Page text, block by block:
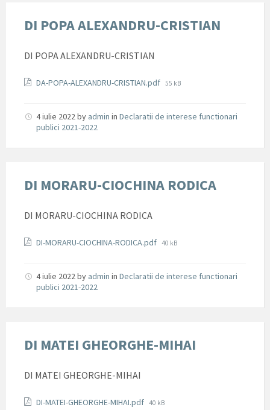
DI POPA ALEXANDRU-CRISTIAN
DI POPA ALEXANDRU-CRISTIAN
Documente
DA-POPA-ALEXANDRU-CRISTIAN.pdf File
55 kB
4 iulie 2022by admin in Declaratii de interese functionari
publici 2021-2022
DI MORARU-CIOCHINA RODICA
DI MORARU-CIOCHINA RODICA
Documente
DI-MORARU-CIOCHINA-RODICA.pdf File
40 kB
4 iulie 2022by admin in Declaratii de interese functionari
publici 2021-2022
DI MATEI GHEORGHE-MIHAI
DI MATEI GHEORGHE-MIHAI
Documente
DI-MATEI-GHEORGHE-MIHAI.pdf File
40 kB